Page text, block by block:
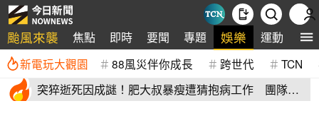
颱風來襲 焦點 即時 要聞 專題 娛樂 運動 全
新電玩大觀園 88風災伴你成長 跨世代 TCN
突猝逝死因成謎！肥大叔暴瘦遭猜抱病工作 團隊宣